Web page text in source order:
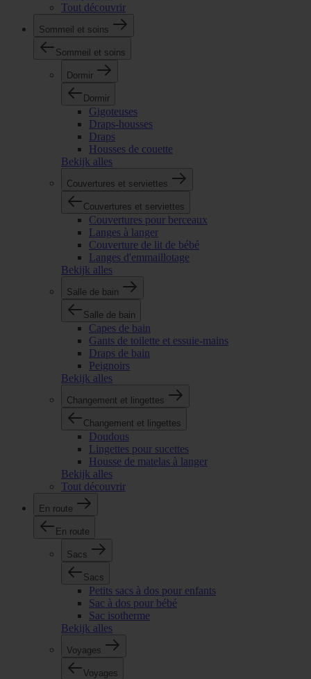
Tout découvrir
Sommeil et soins
Sommeil et soins
Dormir
Dormir
Gigoteuses
Draps-housses
Draps
Housses de couette
Bekijk alles
Couvertures et serviettes
Couvertures et serviettes
Couvertures pour berceaux
Langes à langer
Couverture de lit de bébé
Langes d'emmaillotage
Bekijk alles
Salle de bain
Salle de bain
Capes de bain
Gants de toilette et essuie-mains
Draps de bain
Peignoirs
Bekijk alles
Changement et lingettes
Changement et lingettes
Doudous
Lingettes pour sucettes
Housse de matelas à langer
Bekijk alles
Tout découvrir
En route
En route
Sacs
Sacs
Petits sacs à dos pour enfants
Sac à dos pour bébé
Sac isotherme
Bekijk alles
Voyages
Voyages